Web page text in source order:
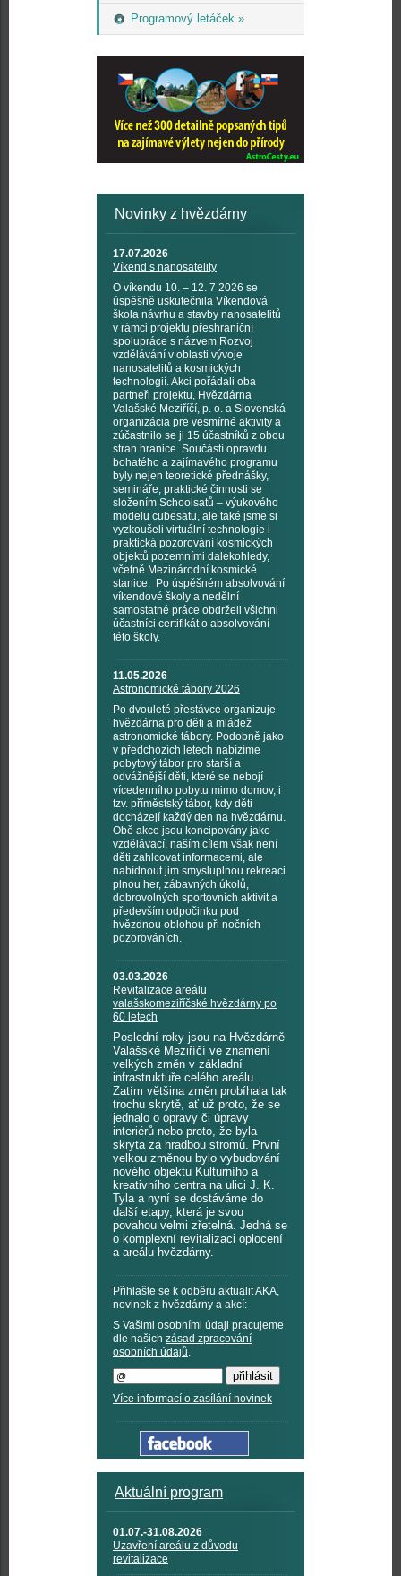
Programový letáček »
Novinky z hvězdárny
17.07.2026
Víkend s nanosatelity
O víkendu 10. – 12. 7 2026 se
úspěšně uskutečnila Víkendová
škola návrhu a stavby nanosatelitů
v rámci projektu přeshraniční
spolupráce s názvem Rozvoj
vzdělávání v oblasti vývoje
nanosatelitů a kosmických
technologií. Akci pořádali oba
partneři projektu, Hvězdárna
Valašské Meziříčí, p. o. a Slovenská
organizácia pre vesmírné aktivity a
zúčastnilo se ji 15 účastníků z obou
stran hranice. Součástí opravdu
bohatého a zajímavého programu
byly nejen teoretické přednášky,
semináře, praktické činnosti se
složením Schoolsatů – výukového
modelu cubesatu, ale také jsme si
vyzkoušeli virtuální technologie i
praktická pozorování kosmických
objektů pozemními dalekohledy,
včetně Mezinárodní kosmické
stanice. Po úspěšném absolvování
víkendové školy a nedělní
samostatné práce obdrželi všichni
účastníci certifikát o absolvování
této školy.
11.05.2026
Astronomické tábory 2026
Po dvouleté přestávce organizuje
hvězdárna pro děti a mládež
astronomické tábory. Podobně jako
v předchozích letech nabízíme
pobytový tábor pro starší a
odvážnější děti, které se nebojí
vícedenního pobytu mimo domov, i
tzv. příměstský tábor, kdy děti
docházejí každý den na hvězdárnu.
Obě akce jsou koncipovány jako
vzdělávací, naším cílem však není
děti zahlcovat informacemi, ale
nabídnout jim smysluplnou rekreaci
plnou her, zábavných úkolů,
dobrovolných sportovních aktivit a
především odpočinku pod
hvězdnou oblohou při nočních
pozorováních.
03.03.2026
Revitalizace areálu
valašskomeziříčské hvězdárny po
60 letech
Poslední roky jsou na Hvězdárně
Valašské Meziříčí ve znamení
velkých změn v základní
infrastruktuře celého areálu.
Zatím většina změn probíhala tak
trochu skrytě, ať už proto, že se
jednalo o opravy či úpravy
interiérů nebo proto, že byla
skryta za hradbou stromů. První
velkou změnou bylo vybudování
nového objektu Kulturního a
kreativního centra na ulici J. K.
Tyla a nyní se dostáváme do
další etapy, která je svou
povahou velmi zřetelná. Jedná se
o komplexní revitalizaci oplocení
a areálu hvězdárny.
Přihlašte se k odběru aktualit AKA,
novinek z hvězdárny a akcí:
S Vašimi osobními údaji pracujeme
dle našich zásad zpracování
osobních údajů.
Více informací o zasílání novinek
Aktuální program
01.07.-31.08.2026
Uzavření areálu z důvodu
revitalizace